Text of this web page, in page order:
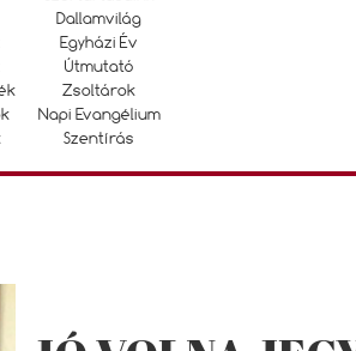
Dallamvilág
Egyházi Év
Útmutató
Zsoltárok
Napi Evangélium
Szentírás